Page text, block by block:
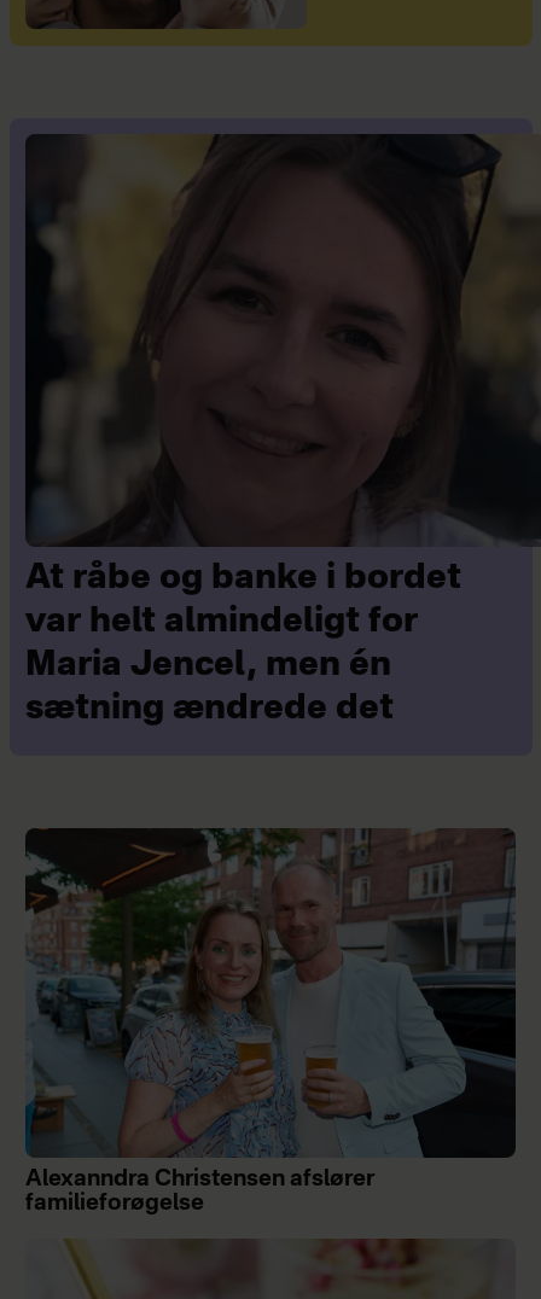
At råbe og banke i bordet
var helt almindeligt for
Maria Jencel, men én
sætning ændrede det
Alexanndra Christensen afslører
familieforøgelse